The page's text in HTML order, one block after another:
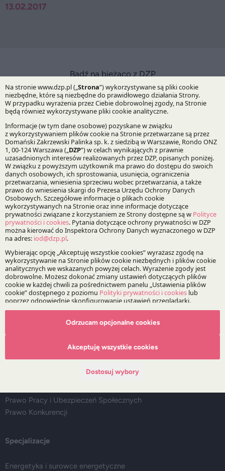
13.02.2017
Bądź na bieżąco z DZP
Zapisz
O Kancelarii
O DZP
Zespół
Nasze doradztwo
Alerty prawne
Wydarzenia
Media
Główne obszary doradztwa
Doradztwo Regulacyjne, Legislacja i Compliance
Prawo Spółek, Fuzje i Przejęcia
Postępowania Sporne
Prawo Pracy i Ubezpieczeń Społecznych
Prawo Konkurencji
Specjalizacje
Energetyka i surowce energetyczne
Odrzucam opcjonalne cookies
Akceptuję wszystkie cookies
Dostosuj wybory